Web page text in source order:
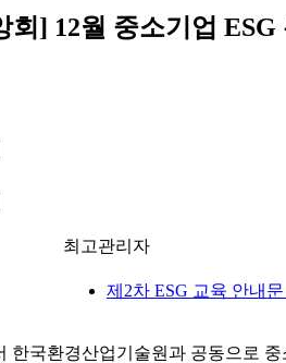
회] 12월 중소기업
최고관리자
제2차 ESG 교육 안내
한국환경산업기술원과 공동으로